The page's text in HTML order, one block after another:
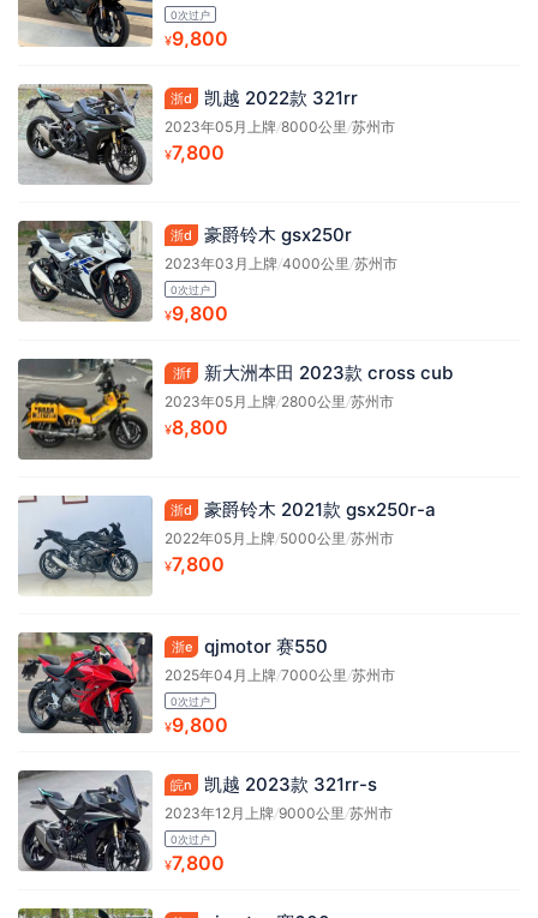
0次过户
¥9,800
浙d 凯越 2022款 321rr
2023年05月上牌/8000公里/苏州市
¥7,800
浙d 豪爵铃木 gsx250r
2023年03月上牌/4000公里/苏州市
0次过户
¥9,800
浙f 新大洲本田 2023款 cross cub
2023年05月上牌/2800公里/苏州市
¥8,800
浙d 豪爵铃木 2021款 gsx250r-a
2022年05月上牌/5000公里/苏州市
¥7,800
浙e qjmotor 赛550
2025年04月上牌/7000公里/苏州市
0次过户
¥9,800
皖n 凯越 2023款 321rr-s
2023年12月上牌/9000公里/苏州市
0次过户
¥7,800